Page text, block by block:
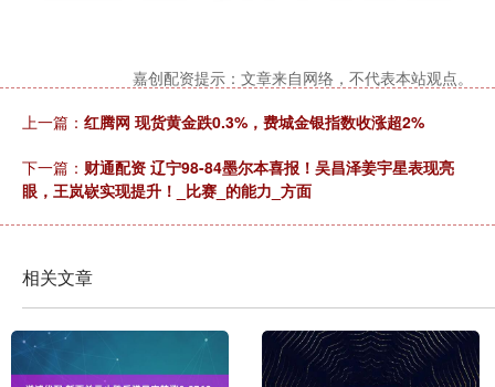
嘉创配资提示：文章来自网络，不代表本站观点。
上一篇： 红腾网 现货黄金跌0.3%，费城金银指数收涨超2%
下一篇： 财通配资 辽宁98-84墨尔本喜报！吴昌泽姜宇星表现亮
眼，王岚嵚实现提升！_比赛_的能力_方面
相关文章